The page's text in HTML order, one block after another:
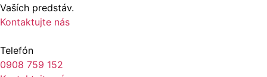
Vaších predstáv.
Kontaktujte nás
Telefón
0908 759 152